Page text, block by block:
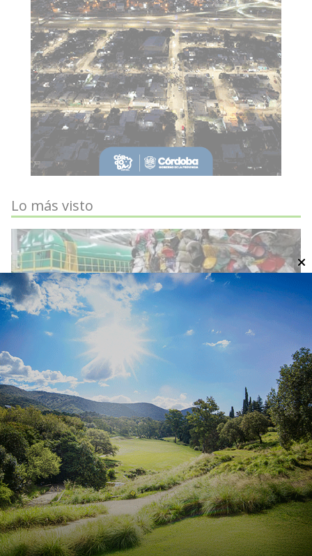
Lo más visto
Advierten que el reciclado de
plásticos registró un descenso
durante 2025